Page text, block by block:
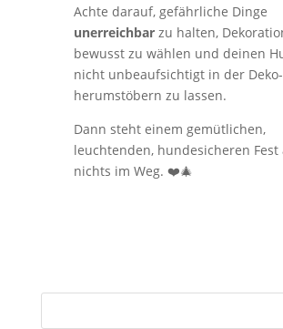
Achte darauf, gefährliche Dinge
unerreichbarzu halten,
bewusst zu wählen und deinen
nicht unbeaufsichtigt in der
herumstöbern zu lassen.
Dann steht einem gemütlichen,
leuchtenden, hundesicheren Fest
nichts im Weg. ❤️🎄